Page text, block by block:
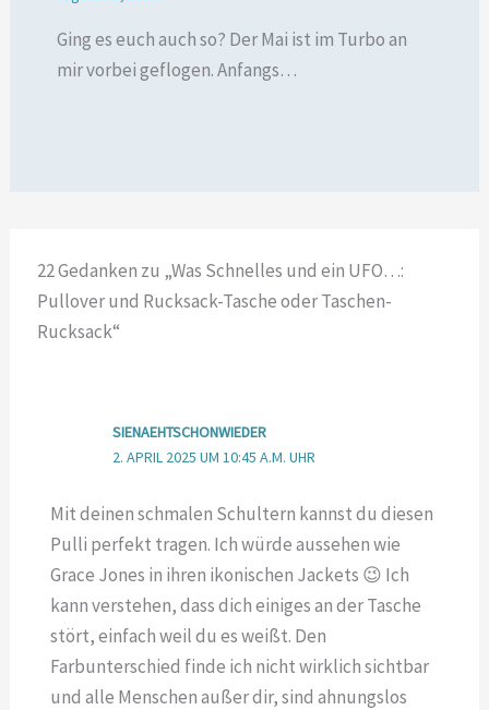
Ging es euch auch so? Der Mai ist im Turbo an
mir vorbei geflogen. Anfangs…
22 Gedanken zu „Was Schnelles und ein UFO…:
Pullover und Rucksack-Tasche oder Taschen-
Rucksack“
SIENAEHTSCHONWIEDER
2. APRIL 2025 UM 10:45 A.M. UHR
Mit deinen schmalen Schultern kannst du diesen
Pulli perfekt tragen. Ich würde aussehen wie
Grace Jones in ihren ikonischen Jackets 😉 Ich
kann verstehen, dass dich einiges an der Tasche
stört, einfach weil du es weißt. Den
Farbunterschied finde ich nicht wirklich sichtbar
und alle Menschen außer dir, sind ahnungslos